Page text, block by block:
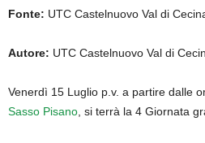
Fonte: UTC Castelnuovo Val di
Autore: UTC Castelnuovo Val di
Venerdì 15 Luglio p.v. a partire dalle
Sasso Pisano , si terrà la 4 Giornata